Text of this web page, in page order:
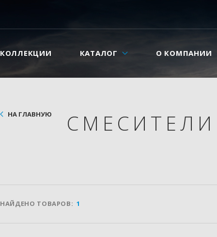
КОЛЛЕКЦИИ КАТАЛОГ О КОМПАНИИ
НА ГЛАВНУЮ
НАЙДЕНО ТОВАРОВ: 1